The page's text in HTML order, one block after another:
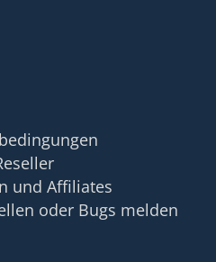
und Affiliates
oder Bugs melden